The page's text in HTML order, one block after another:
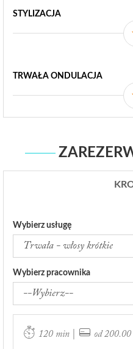
STYLIZACJA
TRWAŁA ONDULACJA
Wybierz usługę
Trwała - włosy krótkie
Wybierz pracownika
--Wybierz--
120 min od 200.00